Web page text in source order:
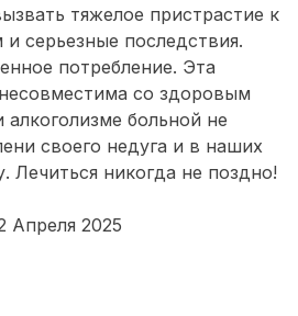
тяжелое пристрастие к
серьезные последствия.
потребление. Эта
со здоровым
больной не
своего недуга и в наших
Лечиться никогда не поздно!
Апреля 2025